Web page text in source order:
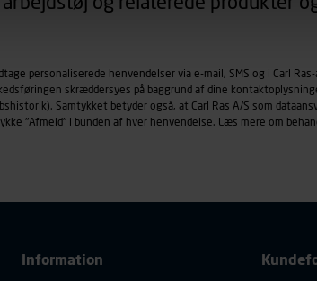
sig på. Til dette formål behandles der
vise annoncer, der er relevante
af vores platforme (hjemmeside og app),
browsertype, søgeord, IP-adresse,
personaliserede henvendelser via e-mail, SMS og i Carl
skræddersyes på baggrund af dine
Samtykket betyder også, at Carl Ras A/S som
"Afmeld" i bunden af hver henvendelse. Læs mere om
Information